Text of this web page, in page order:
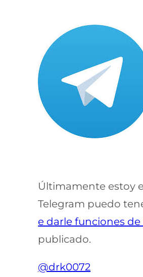
Últimamente estoy
Telegram puedo
e darle funciones de
publicado.
@drk0072